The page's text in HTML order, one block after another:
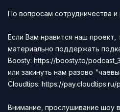
По вопросам сотрудничества и
Если Вам нравится наш
материально поддержать
Boosty: https://boosty.to/
или закинуть нам разово
Сloudtips: https://
Внимание, прослушивание шоу